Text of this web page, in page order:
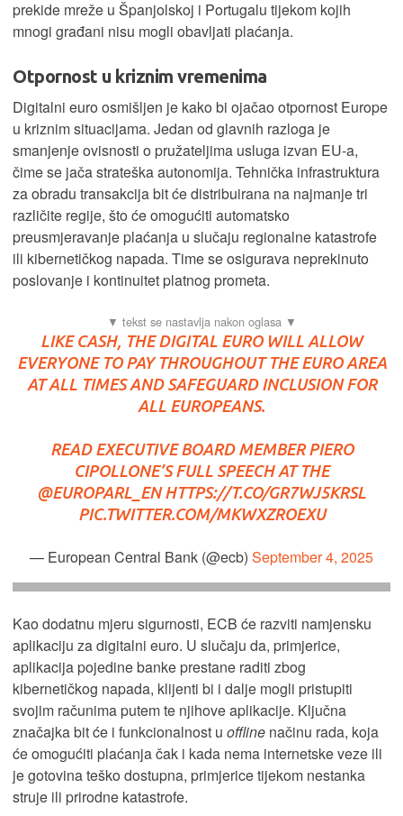
prekide mreže u Španjolskoj i Portugalu tijekom kojih
mnogi građani nisu mogli obavljati plaćanja.
Otpornost u kriznim vremenima
Digitalni euro osmišljen je kako bi ojačao otpornost Europe
u kriznim situacijama. Jedan od glavnih razloga je
smanjenje ovisnosti o pružateljima usluga izvan EU-a,
čime se jača strateška autonomija. Tehnička infrastruktura
za obradu transakcija bit će distribuirana na najmanje tri
različite regije, što će omogućiti automatsko
preusmjeravanje plaćanja u slučaju regionalne katastrofe
ili kibernetičkog napada. Time se osigurava neprekinuto
poslovanje i kontinuitet platnog prometa.
LIKE CASH, THE DIGITAL EURO WILL ALLOW
EVERYONE TO PAY THROUGHOUT THE EURO AREA
AT ALL TIMES AND SAFEGUARD INCLUSION FOR
ALL EUROPEANS.
READ EXECUTIVE BOARD MEMBER PIERO
CIPOLLONE’S FULL SPEECH AT THE
@EUROPARL_EN HTTPS://T.CO/GR7WJ5KRSL
PIC.TWITTER.COM/MKWXZROEXU
— European Central Bank (@ecb) September 4, 2025
Kao dodatnu mjeru sigurnosti, ECB će razviti namjensku
aplikaciju za digitalni euro. U slučaju da, primjerice,
aplikacija pojedine banke prestane raditi zbog
kibernetičkog napada, klijenti bi i dalje mogli pristupiti
svojim računima putem te njihove aplikacije. Ključna
značajka bit će i funkcionalnost u offline načinu rada, koja
će omogućiti plaćanja čak i kada nema internetske veze ili
je gotovina teško dostupna, primjerice tijekom nestanka
struje ili prirodne katastrofe.